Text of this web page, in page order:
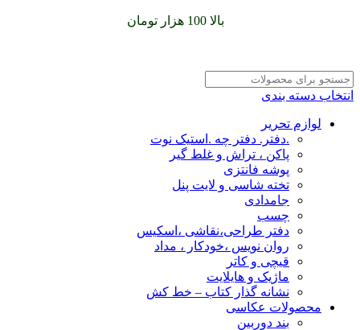
بالا 100 هزار تومان
انتخاب دسته بندی
لوازم تحریر
.دفتر. دفتر چه .استیک نوت
پاکن ، تراش و غلط گیر
پوشه فانتزی
تخته شاسی و لایت پنل
جامدادی
چسب
دفتر طراحی،نقاشی ،اسکیس
روان نویس ،خودکار ، مداد
قیچی و کاتر
ماژیک و هایلایت
نشانه گذار کتاب – خط کش
محصولات عکاسی
بند دوربین